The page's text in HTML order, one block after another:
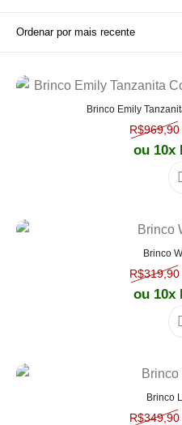
Brinco Emily
R$969,90
ou 10x
Brinco
R$319,90
ou 10x
Brinco
R$349,90